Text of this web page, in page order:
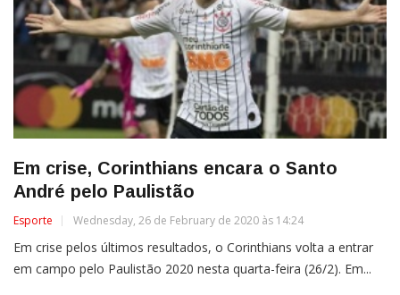
Em crise, Corinthians encara o Santo
André pelo Paulistão
Esporte Wednesday, 26 de February de 2020 às 14:24
Em crise pelos últimos resultados, o Corinthians volta a entrar
em campo pelo Paulistão 2020 nesta quarta-feira (26/2). Em...